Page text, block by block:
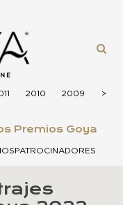
2010 2009 2008
>
>
Premios Goya
PATROCINADORES